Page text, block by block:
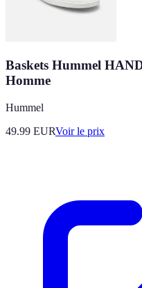
Baskets Hummel
Homme
Hummel
49.99 EURVoir le prix